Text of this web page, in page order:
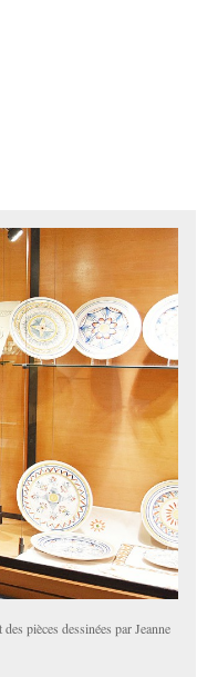
pièces dessinées par Jeanne